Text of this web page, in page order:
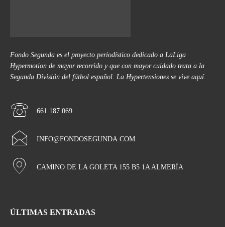
Fondo Segunda es el proyecto periodístico dedicado a LaLiga
Hypermotion de mayor recorrido y que con mayor cuidado trata a la
Segunda División del fútbol español. La Hypertensiones se vive aquí.
661 187 069
INFO@FONDOSEGUNDA.COM
CAMINO DE LA GOLETA 155 B5 1A ALMERÍA
ÚLTIMAS ENTRADAS